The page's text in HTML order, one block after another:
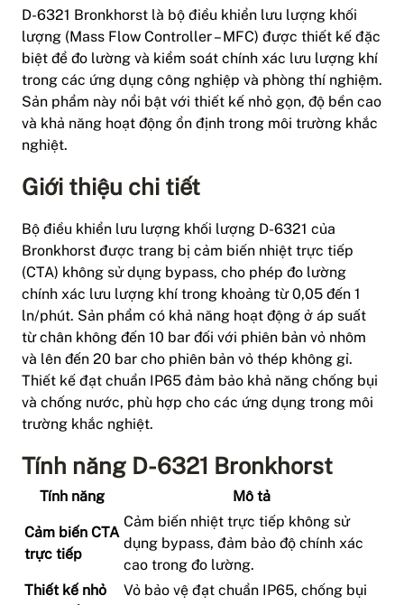
D-6321 Bronkhorst là bộ điều khiển lưu lượng khối
lượng (Mass Flow Controller – MFC) được thiết kế đặc
biệt để đo lường và kiểm soát chính xác lưu lượng khí
trong các ứng dụng công nghiệp và phòng thí nghiệm.
Sản phẩm này nổi bật với thiết kế nhỏ gọn, độ bền cao
và khả năng hoạt động ổn định trong môi trường khắc
nghiệt.
Giới thiệu chi tiết
Bộ điều khiển lưu lượng khối lượng D-6321 của
Bronkhorst được trang bị cảm biến nhiệt trực tiếp
(CTA) không sử dụng bypass, cho phép đo lường
chính xác lưu lượng khí trong khoảng từ 0,05 đến 1
ln/phút. Sản phẩm có khả năng hoạt động ở áp suất
từ chân không đến 10 bar đối với phiên bản vỏ nhôm
và lên đến 20 bar cho phiên bản vỏ thép không gỉ.
Thiết kế đạt chuẩn IP65 đảm bảo khả năng chống bụi
và chống nước, phù hợp cho các ứng dụng trong môi
trường khắc nghiệt.
Tính năng D-6321 Bronkhorst
Tính năng Mô tả
Cảm biến CTA
trực tiếp
Cảm biến nhiệt trực tiếp không sử
dụng bypass, đảm bảo độ chính xác
cao trong đo lường.
Thiết kế nhỏ
Vỏ bảo vệ đạt chuẩn IP65, chống bụi